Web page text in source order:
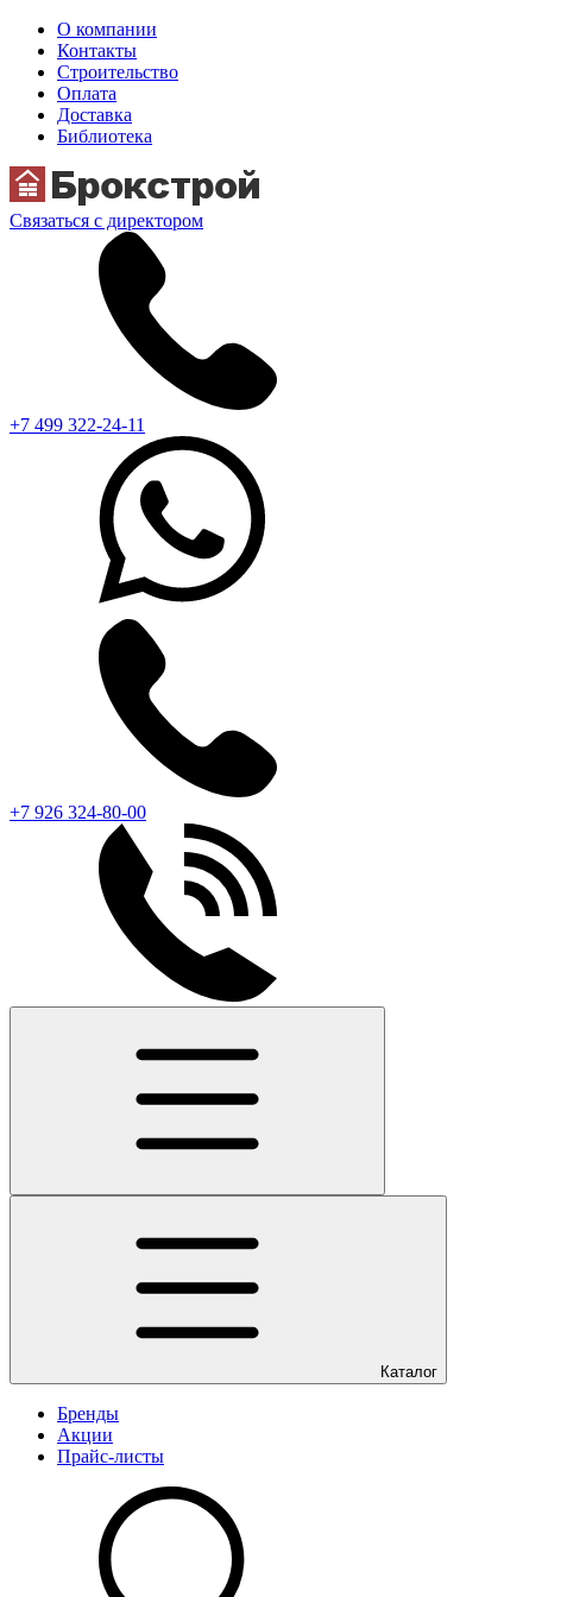
О компании
Контакты
Строительство
Оплата
Доставка
Библиотека
Связаться с директором
+7 499 322-24-11
+7 926 324-80-00
Каталог
Бренды
Акции
Прайс-листы